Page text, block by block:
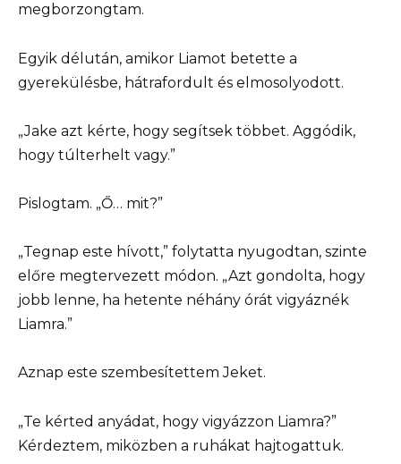
megborzongtam.
Egyik délután, amikor Liamot betette a
gyerekülésbe, hátrafordult és elmosolyodott.
„Jake azt kérte, hogy segítsek többet. Aggódik,
hogy túlterhelt vagy.”
Pislogtam. „Ő… mit?”
„Tegnap este hívott,” folytatta nyugodtan, szinte
előre megtervezett módon. „Azt gondolta, hogy
jobb lenne, ha hetente néhány órát vigyáznék
Liamra.”
Aznap este szembesítettem Jeket.
„Te kérted anyádat, hogy vigyázzon Liamra?”
Kérdeztem, miközben a ruhákat hajtogattuk.